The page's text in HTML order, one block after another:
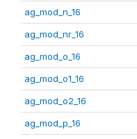
ag_mod_n_16
ag_mod_nr_16
ag_mod_o_16
ag_mod_o1_16
ag_mod_o2_16
ag_mod_p_16